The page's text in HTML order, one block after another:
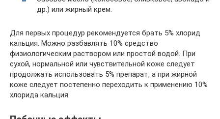
др.) или жирный крем.
Для первых процедур рекомендуется брать 5% хлорид
кальция. Можно разбавлять 10% средство
физиологическим раствором или простой водой. При
сухой, нормальной или чувствительной коже следует
продолжать использовать 5% препарат, а при жирной
коже следует постепенно переходить к применению 10%
хлорида кальция.